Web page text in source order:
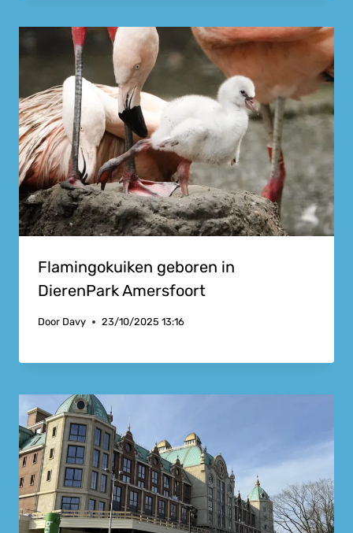
Flamingokuiken geboren in
DierenPark Amersfoort
Door Davy 23/10/2025 13:16